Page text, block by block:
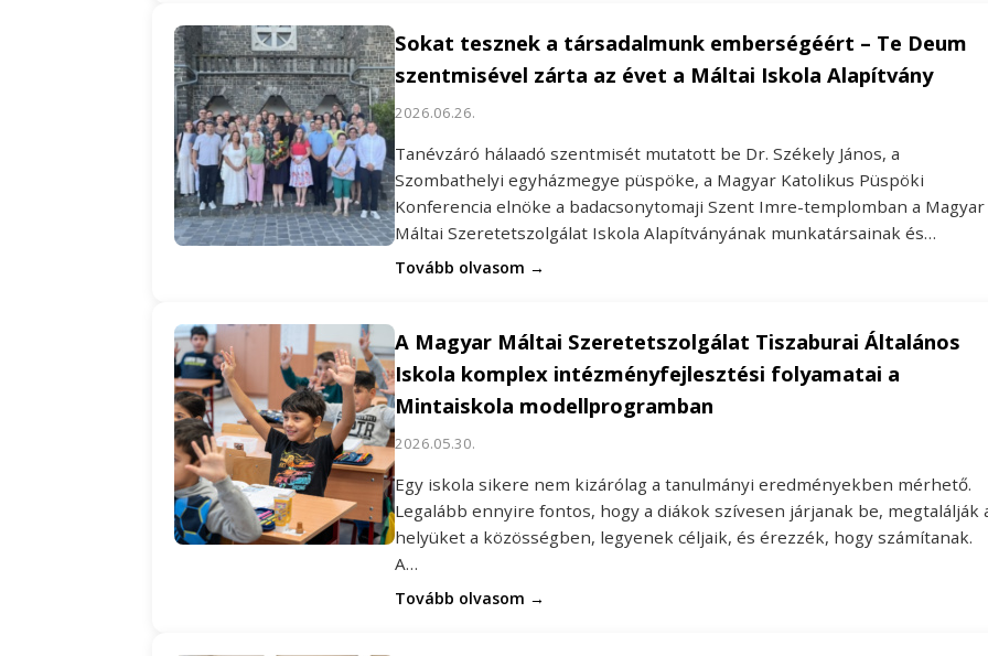
Sokat tesznek a társadalmunk emberségéért – Te Deum
szentmisével zárta az évet a Máltai Iskola Alapítvány
2026.06.26.
Tanévzáró hálaadó szentmisét mutatott be Dr. Székely János, a
Szombathelyi egyházmegye püspöke, a Magyar Katolikus Püspöki
Konferencia elnöke a badacsonytomaji Szent Imre-templomban a Magyar
Máltai Szeretetszolgálat Iskola Alapítványának munkatársainak és…
Tovább olvasom →
A Magyar Máltai Szeretetszolgálat Tiszaburai Általános
Iskola komplex intézményfejlesztési folyamatai a
Mintaiskola modellprogramban
2026.05.30.
Egy iskola sikere nem kizárólag a tanulmányi eredményekben mérhető.
Legalább ennyire fontos, hogy a diákok szívesen járjanak be, megtalálják
helyüket a közösségben, legyenek céljaik, és érezzék, hogy számítanak.
A…
Tovább olvasom →